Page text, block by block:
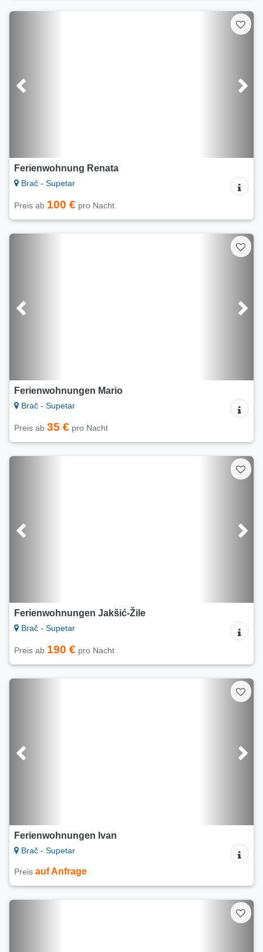
Ferienwohnung Renata
Brač - Supetar
Preis ab 100 € pro Nacht
Ferienwohnungen Mario
Brač - Supetar
Preis ab 35 € pro Nacht
Ferienwohnungen Jakšić-Žile
Brač - Supetar
Preis ab 190 € pro Nacht
Ferienwohnungen Ivan
Brač - Supetar
Preis auf Anfrage